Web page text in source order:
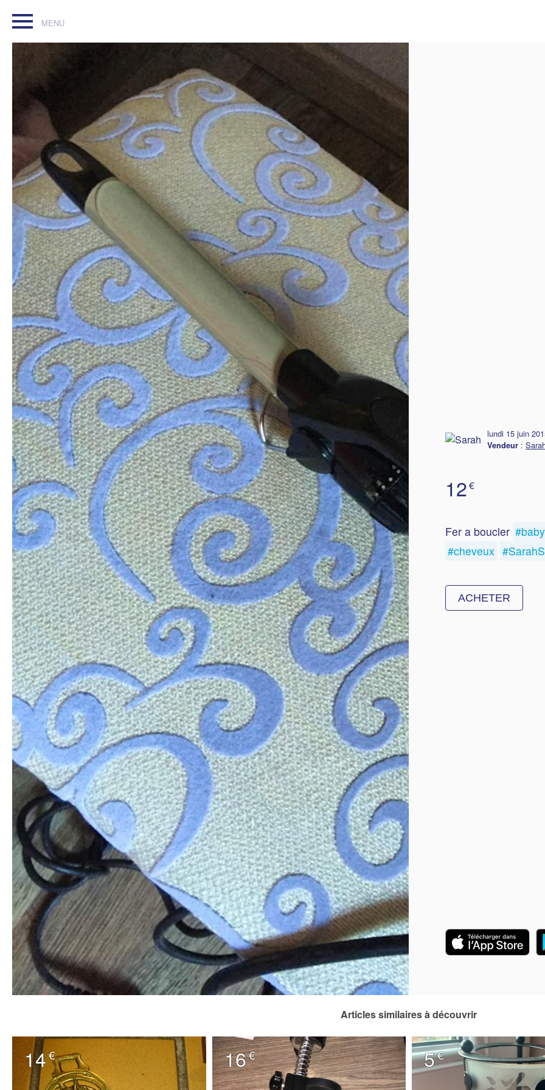
Fer a boucler #babyliss Nano. État impeccable #fer #coiffure #cheveux #SarahScell
lundi 15 juin
Vendeur :
12€
Fer a boucler
#cheveux
ACHETER
Articles similaires à découvrir
14€ 16€ 5€